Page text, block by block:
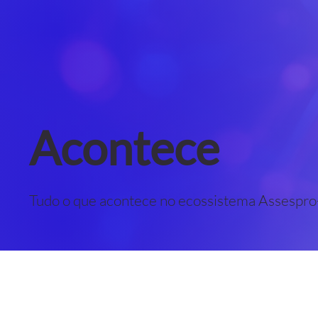
Acontece
Tudo o que acontece no ecossistema